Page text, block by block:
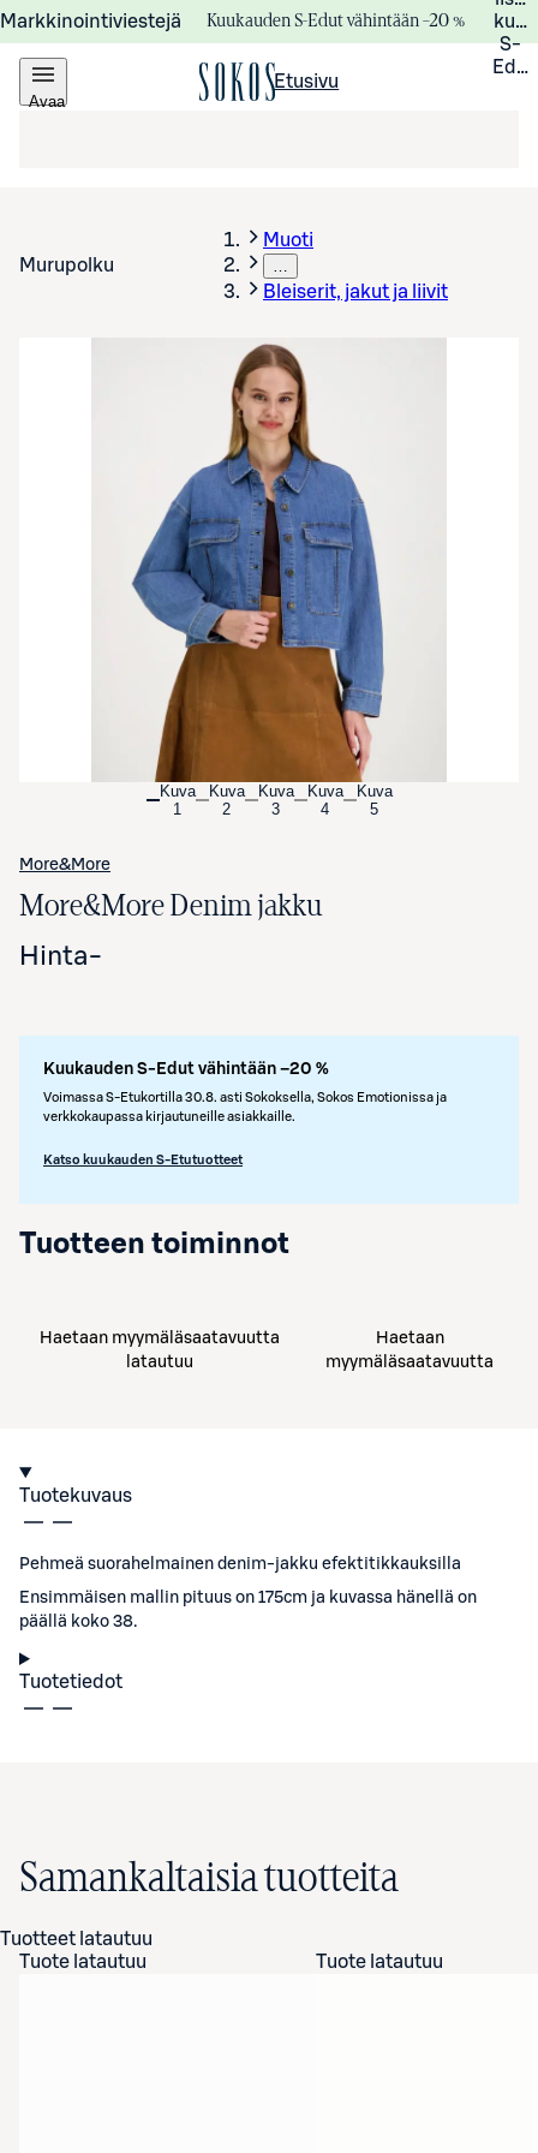
Markkinointiviestejä Kuukauden S-Edut vähintään –20 %
S-
Avaa
Etusivu
Murupolku
Muoti
…
Bleiserit, jakut ja liivit
Avaa tuotekuva suurennettuna
Kuva
1
Kuva
2
Kuva
3
Kuva
4
Kuva
5
More&More
More&More Denim jakku
Hinta-
Kuukauden S-Edut vähintään –20 %
Voimassa S-Etukortilla 30.8. asti Sokoksella, Sokos Emotionissa ja
verkkokaupassa kirjautuneille asiakkaille.
Katso kuukauden S-Etutuotteet
Tuotteen toiminnot
Haetaan myymäläsaatavuutta
latautuu
Haetaan
myymäläsaatavuutta
Tuotekuvaus
Pehmeä suorahelmainen denim-jakku efektitikkauksilla
Ensimmäisen mallin pituus on 175cm ja kuvassa hänellä on
päällä koko 38.
Tuotetiedot
Samankaltaisia tuotteita
Tuotteet latautuu
Tuote latautuu
Tuote latautuu